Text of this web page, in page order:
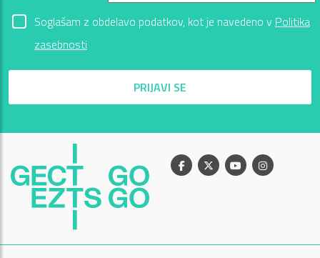
Soglašam z obdelavo podatkov, kot je navedeno v Politika
zasebnosti
PRIJAVI SE
Facebook
X YoutubeInstagram